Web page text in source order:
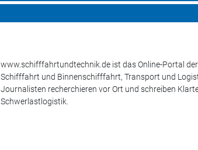
www.schifffahrtundtechnik.de ist das Online-Portal
Schifffahrt und Binnenschifffahrt, Transport und
Journalisten recherchieren vor Ort und schreiben
Schwerlastlogistik.